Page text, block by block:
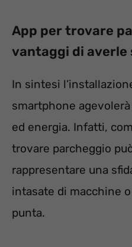
App per trovare
vantaggi di averle
In sintesi
smartphone
ed energia. Infatti,
trovare parcheggio
rappresentare una
intasate di macchine
punta.